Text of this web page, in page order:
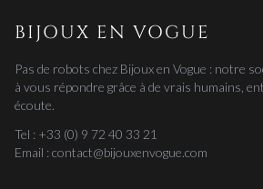
BIJOUX EN VOGUE
Pas de robots chez Bijoux en Vogue : notre
à vous répondre grâce à de vrais humains,
écoute.
Tel : +33 (0) 9 72 40 33 21
Email : contact@bijouxenvogue.com